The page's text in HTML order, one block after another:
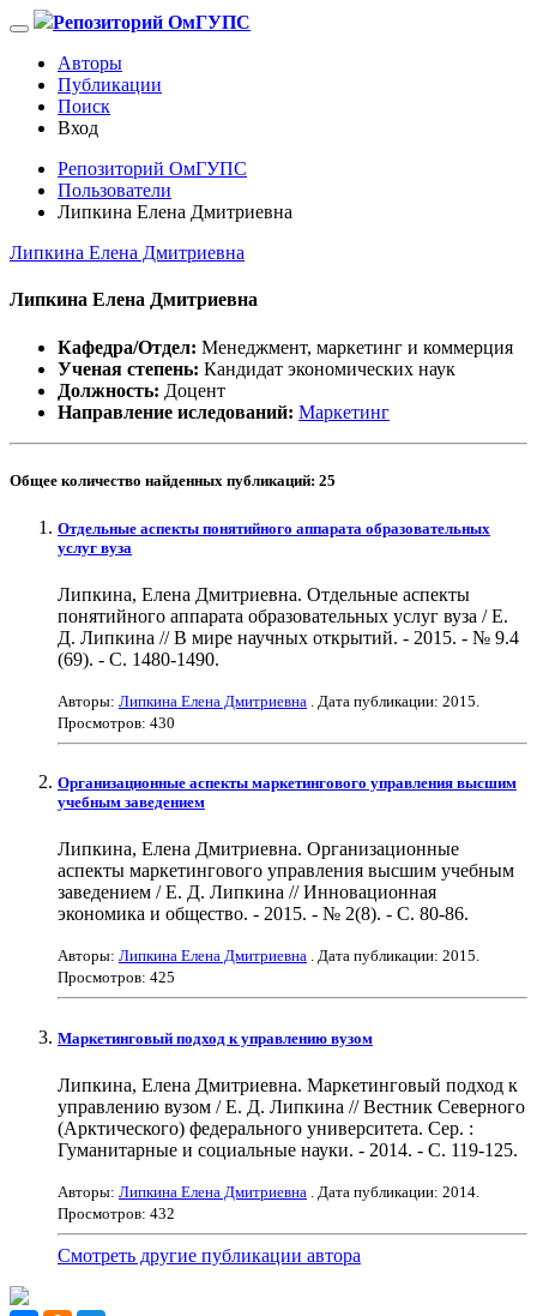
Репозиторий ОмГУПС
Авторы
Публикации
Поиск
Вход
Репозиторий ОмГУПС
Пользователи
Липкина Елена Дмитриевна
Липкина Елена Дмитриевна
Липкина Елена Дмитриевна
Кафедра/Отдел: Менеджмент, маркетинг и коммерция
Ученая степень: Кандидат экономических наук
Должность: Доцент
Направление иследований: Маркетинг
Общее количество найденных публикаций: 25
Отдельные аспекты понятийного аппарата образовательных
услуг вуза
Липкина, Елена Дмитриевна. Отдельные аспекты
понятийного аппарата образовательных услуг вуза / Е.
Д. Липкина // В мире научных открытий. - 2015. - № 9.4
(69). - С. 1480-1490.
Авторы: Липкина Елена Дмитриевна . Дата публикации: 2015.
Просмотров: 430
Организационные аспекты маркетингового управления высшим
учебным заведением
Липкина, Елена Дмитриевна. Организационные
аспекты маркетингового управления высшим учебным
заведением / Е. Д. Липкина // Инновационная
экономика и общество. - 2015. - № 2(8). - С. 80-86.
Авторы: Липкина Елена Дмитриевна . Дата публикации: 2015.
Просмотров: 425
Маркетинговый подход к управлению вузом
Липкина, Елена Дмитриевна. Маркетинговый подход к
управлению вузом / Е. Д. Липкина // Вестник Северного
(Арктического) федерального университета. Сер. :
Гуманитарные и социальные науки. - 2014. - С. 119-125.
Авторы: Липкина Елена Дмитриевна . Дата публикации: 2014
Просмотров: 432
Смотреть другие публикации автора